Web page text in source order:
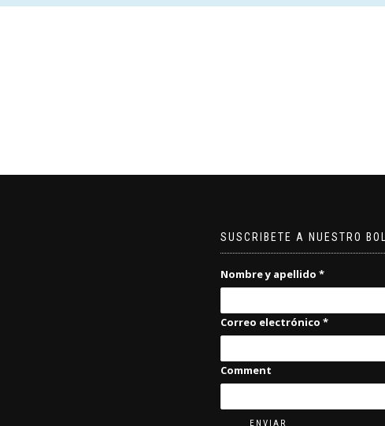
SUSCRIBETE A NUESTRO
Nombre y apellido *
Correo electrónico *
Comment
ENVIAR